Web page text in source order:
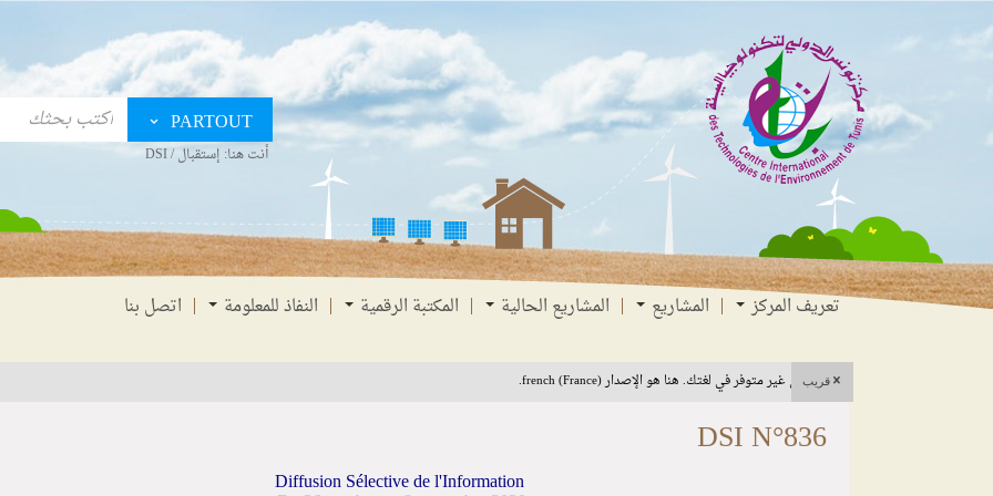
انتقل
القائمة
انتقال
المحتوى
الانتقال
البحث
PARTOUT
أنت هنا: إستقبال/
DSI
تعريف المركز المشاريع المشاريع الحالية المكتبة الرقمية النفاذ للمعلومة اتصل بنا
هذا المحتوى غير متوفر في لغتك. هنا هو الإصدار french (France).
قريب
DSI N°836